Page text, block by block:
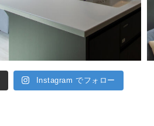
Instagram でフォロー